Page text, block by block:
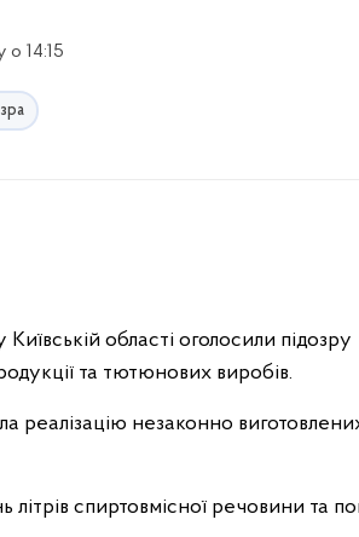
о 14:15
області оголосили підозру
та тютюнових виробів.
реалізацію незаконно
літрів спиртовмісної речовини та